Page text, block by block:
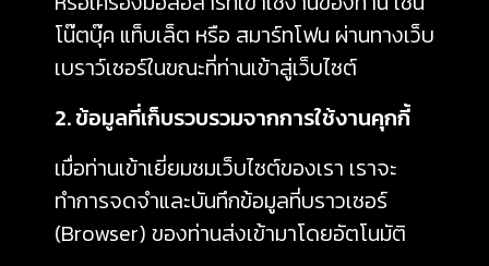
โน๊ตบุ๊ค แท็บเล็ต หรือ สมาร์ทโฟน ผ่านทางเว็บ
เบราว์เซอร์ในขณะที่ท่านเข้าสู่เว็บไซต์
2. ข้อมูลที่เก็บรวบรวมจากการใช้งานคุกกี้
เมื่อท่านเข้าเยี่ยมชมเว็บไซต์ของเรา เราจะ
ทำการจดจำและบันทึกข้อมูลที่บราวเซอร์
(Browser) ของท่านส่งเข้ามาโดยอัตโนมัติ